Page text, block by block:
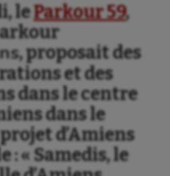
leParkour 59,
, proposait des
et des
dans le centre
dans le
d’Amiens
: « Samedis, le